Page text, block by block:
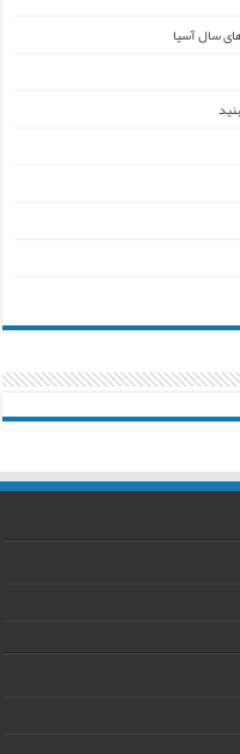
سال آسیا